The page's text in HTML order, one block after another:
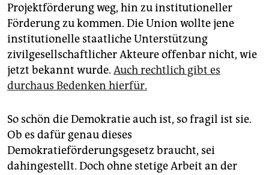
Projektförderung weg, hin zu institutioneller
Förderung zu kommen. Die Union wollte jene
institutionelle staatliche Unterstützung
zivilgesellschaftlicher Akteure offenbar nicht, wie
jetzt bekannt wurde. Auch rechtlich gibt es
durchaus Bedenken hierfür.
So schön die Demokratie auch ist, so fragil ist sie.
Ob es dafür genau dieses
Demokratieförderungsgesetz braucht, sei
dahingestellt. Doch ohne stetige Arbeit an der